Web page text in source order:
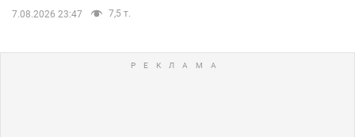
7.08.2026 23:47 7,5 т.